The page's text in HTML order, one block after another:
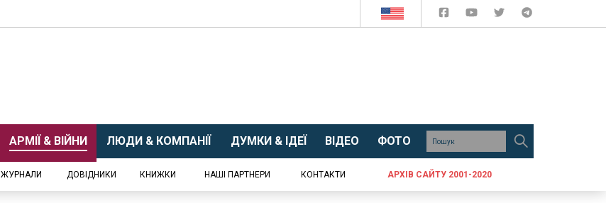
АРМІЇ & ВІЙНИ ЛЮДИ & КОМПАНІЇ ДУМКИ & ІДЕЇ ВІДЕО ФОТО
ЖУРНАЛИ ДОВІДНИКИ КНИЖКИ НАШІ ПАРТНЕРИ КОНТАКТИ АРХІВ САЙТУ 2001-2020